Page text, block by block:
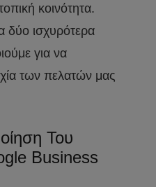
κοινότητα.
δύο ισχυρότερα
για να
των πελατών μας
Του
Business